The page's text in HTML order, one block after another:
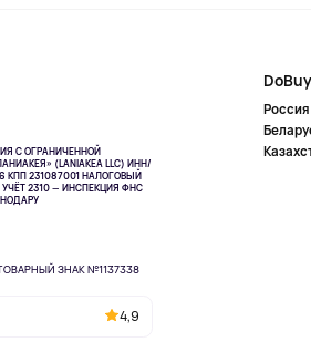
С ОГРАНИЧЕННОЙ
(LANIAKEA LLC) ИНН/
КПП 231087001НАЛОГОВЫЙ
2310 — ИНСПЕКЦИЯ ФНС
ЗНАК №1137338
4,9
DoBuy
Россия